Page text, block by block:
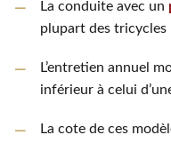
La conduite avec un
plupart des tricycles
L’entretien annuel
inférieur à celui
La cote de ces